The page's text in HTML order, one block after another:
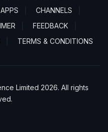
APPS
CHANNELS
FEEDBACK
TERMS & CONDITIONS
Limited 2026. All rights